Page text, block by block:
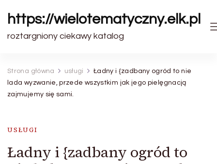
https://wielotematyczny.elk.pl
roztargniony ciekawy katalog
Strona główna usługi
Ładny i {zadbany ogród to nie
lada wyzwanie, przede wszystkim jak jego pielęgnacją
zajmujemy się sami.
USŁUGI
Ładny i {zadbany ogród to